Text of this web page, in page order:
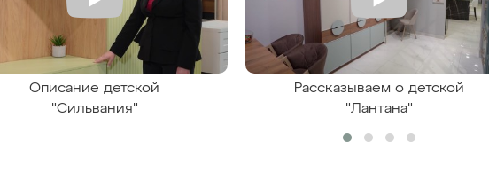
Описание детской
"Сильвания"
Рассказываем о детской
"Лантана"